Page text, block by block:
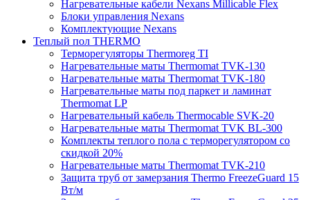
Нагревательные кабели Nexans Millicable Flex
Блоки управления Nexans
Комплектующие Nexans
Теплый пол THERMO
Терморегуляторы Thermoreg TI
Нагревательные маты Thermomat TVK-130
Нагревательные маты Thermomat TVK-180
Нагревательные маты под паркет и ламинат
Thermomat LP
Нагревательный кабель Thermocable SVK-20
Нагревательные маты Thermomat TVK BL-300
Комплекты теплого пола с терморегулятором со
скидкой 20%
Нагревательные маты Thermomat TVK-210
Защита труб от замерзания Thermo FreezeGuard 15
Вт/м